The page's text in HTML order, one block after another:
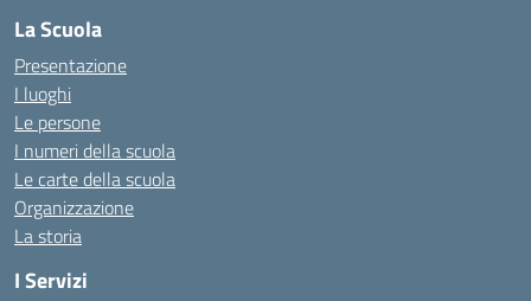
La Scuola
Presentazione
I luoghi
Le persone
I numeri della scuola
Le carte della scuola
Organizzazione
La storia
I Servizi